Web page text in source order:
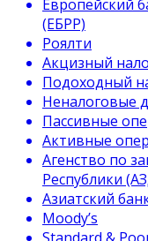
Европейский
(ЕБРР)
Роялти
Акцизный
Подоходный
Неналоговые
Пассивные
Активные
Агенство по
Республики
Азиатский
Moody’s